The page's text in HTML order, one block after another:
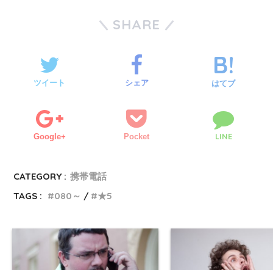
SHARE
ツイート シェア はてブ
Google+ Pocket LINE
CATEGORY : 携帯電話
TAGS :
080～ ★5